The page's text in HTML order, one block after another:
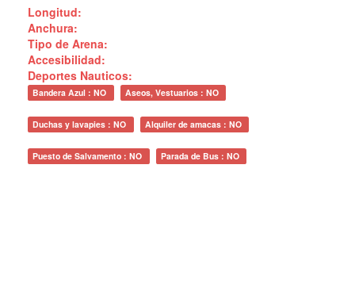
Longitud:
Anchura:
Tipo de Arena:
Accesibilidad:
Deportes Nauticos:
Bandera Azul : NO Aseos, Vestuarios : NO
Duchas y lavapies : NO Alquiler de amacas : NO
Puesto de Salvamento : NO Parada de Bus : NO